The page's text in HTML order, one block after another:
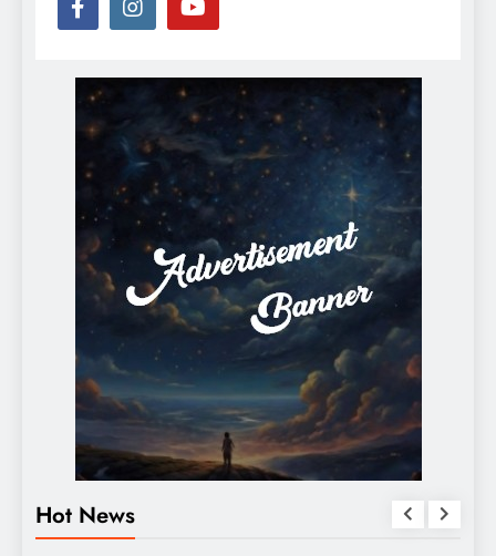
Hot News